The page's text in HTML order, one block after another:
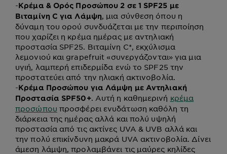
-Κρέμα & Ορός Προσώπου 2 σε 1 SPF25 με
Βιταμίνη C για Λάμψη, μια σύνθεση όπου η
δύναμη του ορού συνδυάζεται με την περιποίηση
που χαρίζει η κρέμα ημέρας με αντηλιακή
προστασία SPF25. Βιταμίνη C*, εκχύλισμα
λεμονιού και grapefruit «συνεργάζονται» για μια
υγιή, λαμπερή επιδερμίδα ενώ το SPF25 την
προστατεύει από την ηλιακή ακτινοβολία.
-Κρέμα Προσώπου για Λάμψη με Αντηλιακή
Προστασία SPF50+. Αυτή η καθημερινή κρέμα
προσώπου προσφέρει ενυδάτωση καθόλη τη
διάρκεια της ημέρας αλλά και πολύ υψηλή
προστασία από τις ακτίνες UVA & UVB αλλά και
την πολύ επικίνδυνη μακρά UVA ακτινοβολία. Δίνει
άμεση λάμψη, προλαμβάνει τις μαύρες κηλίδες